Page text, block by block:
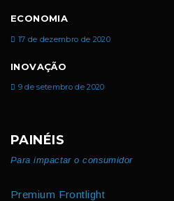
ECONOMIA
17 de dezembro de 2020
INOVAÇÃO
9 de setembro de 2020
PAINÉIS
Para impactar o consumidor
Premium Frontlight